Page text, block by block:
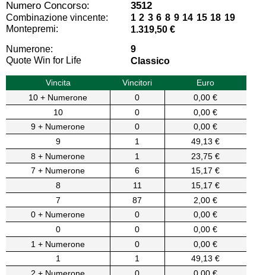
Numero Concorso: 3512
Combinazione vincente:
1 2 3 6 8 9 14 15 18 19
Montepremi:
1.319,50 €
Numerone:
9
Quote Win for Life
Classico
Vincita Vincitori
Euro
10 + Numerone
0
0,00 €
10
0
0,00 €
9 + Numerone
0
0,00 €
9
1
49,13 €
8 + Numerone
1
23,75 €
7 + Numerone
6
15,17 €
8
11
15,17 €
7
87
2,00 €
0 + Numerone
0
0,00 €
0
0
0,00 €
1 + Numerone
0
0,00 €
1
1
49,13 €